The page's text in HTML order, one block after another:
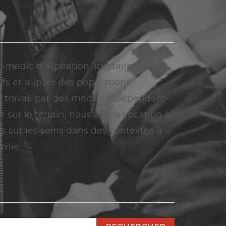
d’aspiration libertaire basé à
et auprès des populations
travail par des médics indépendant-
sur le terrain, nous avons vocation à
sur les soins dans des contextes à